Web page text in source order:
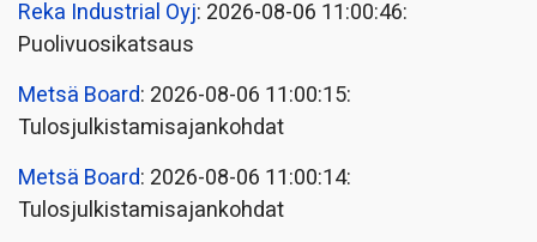
Reka Industrial Oyj: 2026-08-06 11:00:46:
Puolivuosikatsaus
Metsä Board: 2026-08-06 11:00:15:
Tulosjulkistamisajankohdat
Metsä Board: 2026-08-06 11:00:14:
Tulosjulkistamisajankohdat